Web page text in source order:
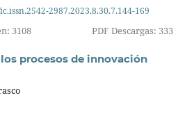
2987.2023.8.30.7.144-169
3108 PDF Descargas: 333
procesos de innovación